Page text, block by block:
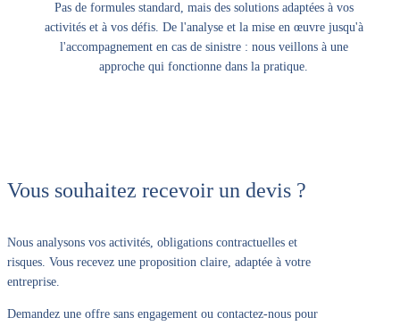
Pas de formules standard, mais des solutions adaptées à vos
activités et à vos défis. De l'analyse et la mise en œuvre jusqu'à
l'accompagnement en cas de sinistre : nous veillons à une
approche qui fonctionne dans la pratique.
Vous souhaitez recevoir un devis ?
Nous analysons vos activités, obligations contractuelles et
risques. Vous recevez une proposition claire, adaptée à votre
entreprise.
Demandez une offre sans engagement ou contactez-nous pour